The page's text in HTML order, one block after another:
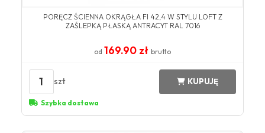
​PORĘCZ ŚCIENNA OKRĄGŁA FI 42,4 W STYLU LOFT Z
ZAŚLEPKĄ PŁASKĄ ANTRACYT ​RAL 7016​
od 169.90 zł brutto
1 szt KUPUJĘ
Szybka dostawa